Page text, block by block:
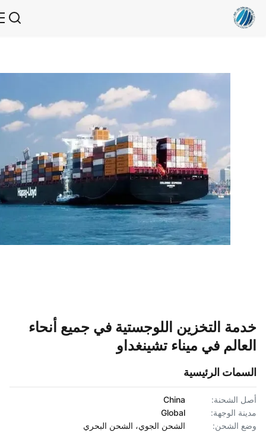
التخزين اللوجستية في جميع أنحاء
في ميناء تشينغداو
الرئيسية
الشحنة:
China
الوجهة:
Global
الشحن:
الشحن الجوي، الشحن البحري